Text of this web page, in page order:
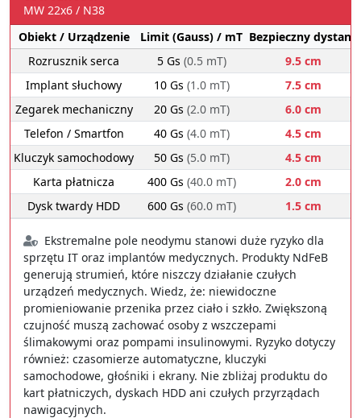
MW 22x6 / N38
Obiekt / Urządzenie
Limit (Gauss) / mT Bezpieczny dystans
Rozrusznik serca
5 Gs (0.5 mT)
9.5 cm
Implant słuchowy
10 Gs (1.0 mT)
7.5 cm
Zegarek mechaniczny
20 Gs (2.0 mT)
6.0 cm
Telefon / Smartfon
40 Gs (4.0 mT)
4.5 cm
Kluczyk samochodowy
50 Gs (5.0 mT)
4.5 cm
Karta płatnicza
400 Gs (40.0 mT)
2.0 cm
Dysk twardy HDD
600 Gs (60.0 mT) 1.5 cm
Ekstremalne pole neodymu stanowi duże ryzyko dla
sprzętu IT oraz implantów medycznych. Produkty NdFeB
generują strumień, które niszczy działanie czułych
urządzeń medycznych. Wiedz, że: niewidoczne
promieniowanie przenika przez ciało i szkło. Zwiększoną
czujność muszą zachować osoby z wszczepami
ślimakowymi oraz pompami insulinowymi. Ryzyko dotyczy
również: czasomierze automatyczne, kluczyki
samochodowe, głośniki i ekrany. Nie zbliżaj produktu do
kart płatniczych, dyskach HDD ani czułych przyrządach
nawigacyjnych.